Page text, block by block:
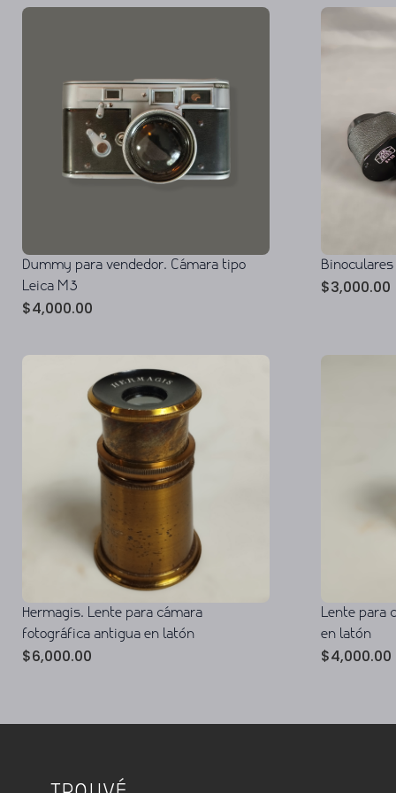
Dummy para vendedor. Cámara tipo
Leica M3
$4,000.00
$3,000.00
Hermagis. Lente para cámara
fotográfica antigua en latón
$6,000.00
Lente para
en latón
$4,000.00